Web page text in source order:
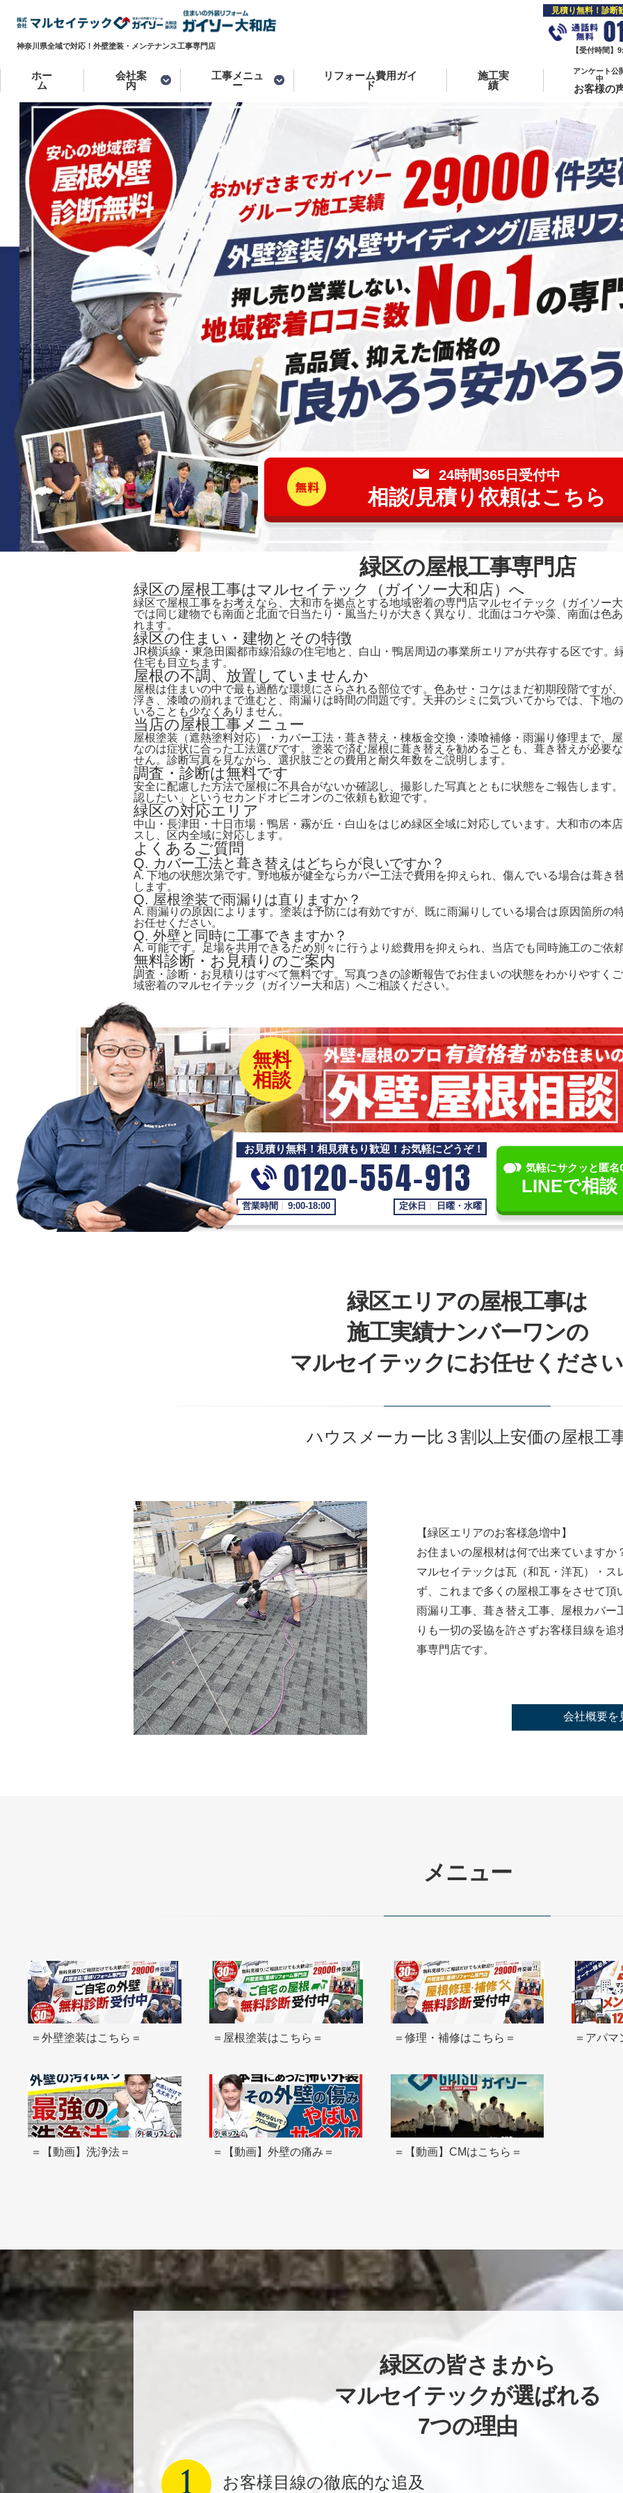
神奈川県全域で対応！外壁塗装・メンテナンス工事専門店
見積り無料！診断
【受付時間】
ホー
ム
会社案
内
工事メニュ
ー
リフォーム費用ガイ
ド
施工実
績
アンケート公
中
お客様の
24時間365日受付中
相談/見積り依頼はこちら
緑区の屋根工事専門店
緑区の屋根工事はマルセイテック（ガイソー大和店）へ
緑区で屋根工事をお考えなら、大和市を拠点とする地域密着の専門店マルセイテック（ガイソー
では同じ建物でも南面と北面で日当たり・風当たりが大きく異なり、北面はコケや藻、南面は色
れます。
緑区の住まい・建物とその特徴
JR横浜線・東急田園都市線沿線の住宅地と、白山・鴨居周辺の事業所エリアが共存する区です。
住宅も目立ちます。
屋根の不調、放置していませんか
屋根は住まいの中で最も過酷な環境にさらされる部位です。色あせ・コケはまだ初期段階ですが
浮き、漆喰の崩れまで進むと、雨漏りは時間の問題です。天井のシミに気づいてからでは、下地
いることも少なくありません。
当店の屋根工事メニュー
屋根塗装（遮熱塗料対応）・カバー工法・葺き替え・棟板金交換・漆喰補修・雨漏り修理まで、
なのは症状に合った工法選びです。塗装で済む屋根に葺き替えを勧めることも、葺き替えが必要
せん。診断写真を見ながら、選択肢ごとの費用と耐久年数をご説明します。
調査・診断は無料です
安全に配慮した方法で屋根に不具合がないか確認し、撮影した写真とともに状態をご報告します
認したい」というセカンドオピニオンのご依頼も歓迎です。
緑区の対応エリア
中山・長津田・十日市場・鴨居・霧が丘・白山をはじめ緑区全域に対応しています。大和市の本
スし、区内全域に対応します。
よくあるご質問
Q. カバー工法と葺き替えはどちらが良いですか？
A. 下地の状態次第です。野地板が健全ならカバー工法で費用を抑えられ、傷んでいる場合は葺き
します。
Q. 屋根塗装で雨漏りは直りますか？
A. 雨漏りの原因によります。塗装は予防には有効ですが、既に雨漏りしている場合は原因箇所の
お任せください。
Q. 外壁と同時に工事できますか？
A. 可能です。足場を共用できるため別々に行うより総費用を抑えられ、当店でも同時施工のご依
無料診断・お見積りのご案内
調査・診断・お見積りはすべて無料です。写真つきの診断報告でお住まいの状態をわかりやすく
域密着のマルセイテック（ガイソー大和店）へご相談ください。
無料
相談
お見積り無料！相見積もり歓迎！お気軽にどうぞ！
0120-554-913
営業時間 9:00-18:00 定休日 日曜・水曜
気軽にサクッと匿名
LINEで相談
緑区エリアの屋根工事は
施工実績ナンバーワンの
マルセイテックにお任せください
ハウスメーカー比３割以上安価の屋根工
【緑区エリアのお客様急増中】
お住まいの屋根材は何で出来ていますか
マルセイテックは瓦（和瓦・洋瓦）・ス
ず、これまで多くの屋根工事をさせて頂
雨漏り工事、葺き替え工事、屋根カバー
りも一切の妥協を許さずお客様目線を
事専門店です。
会社概要を
メニュー
＝外壁塗装はこちら＝ ＝屋根塗装はこちら＝ ＝修理・補修はこちら＝ ＝アパマ
＝【動画】洗浄法＝ ＝【動画】外壁の痛み＝ ＝【動画】CMはこちら＝
緑区の皆さまから
マルセイテックが選ばれる
7つの理由
お客様目線の徹底的な追及
1